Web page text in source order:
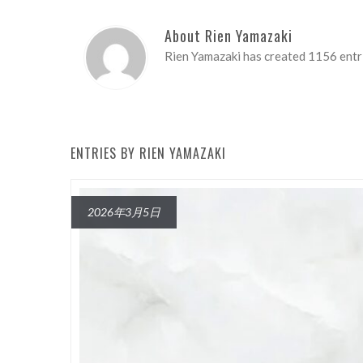
About Rien Yamazaki
Rien Yamazaki has created 1156
ENTRIES BY RIEN YAMAZAKI
2026年3月5日